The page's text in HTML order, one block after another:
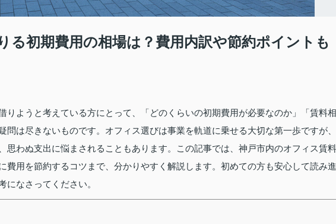
る初期費用の相場は？費用内訳や節約ポイントも
りようと考えている方にとって、「どのくらいの初期費用が必要なのか」「賃料相
問は尽きないものです。オフィス選びは事業を軌道に乗せる大切な第一歩ですが、
思わぬ支出に悩まされることもあります。この記事では、神戸市内のオフィス賃料
費用を節約するコツまで、分かりやすく解説します。初めての方も安心して読み進
になさってください。